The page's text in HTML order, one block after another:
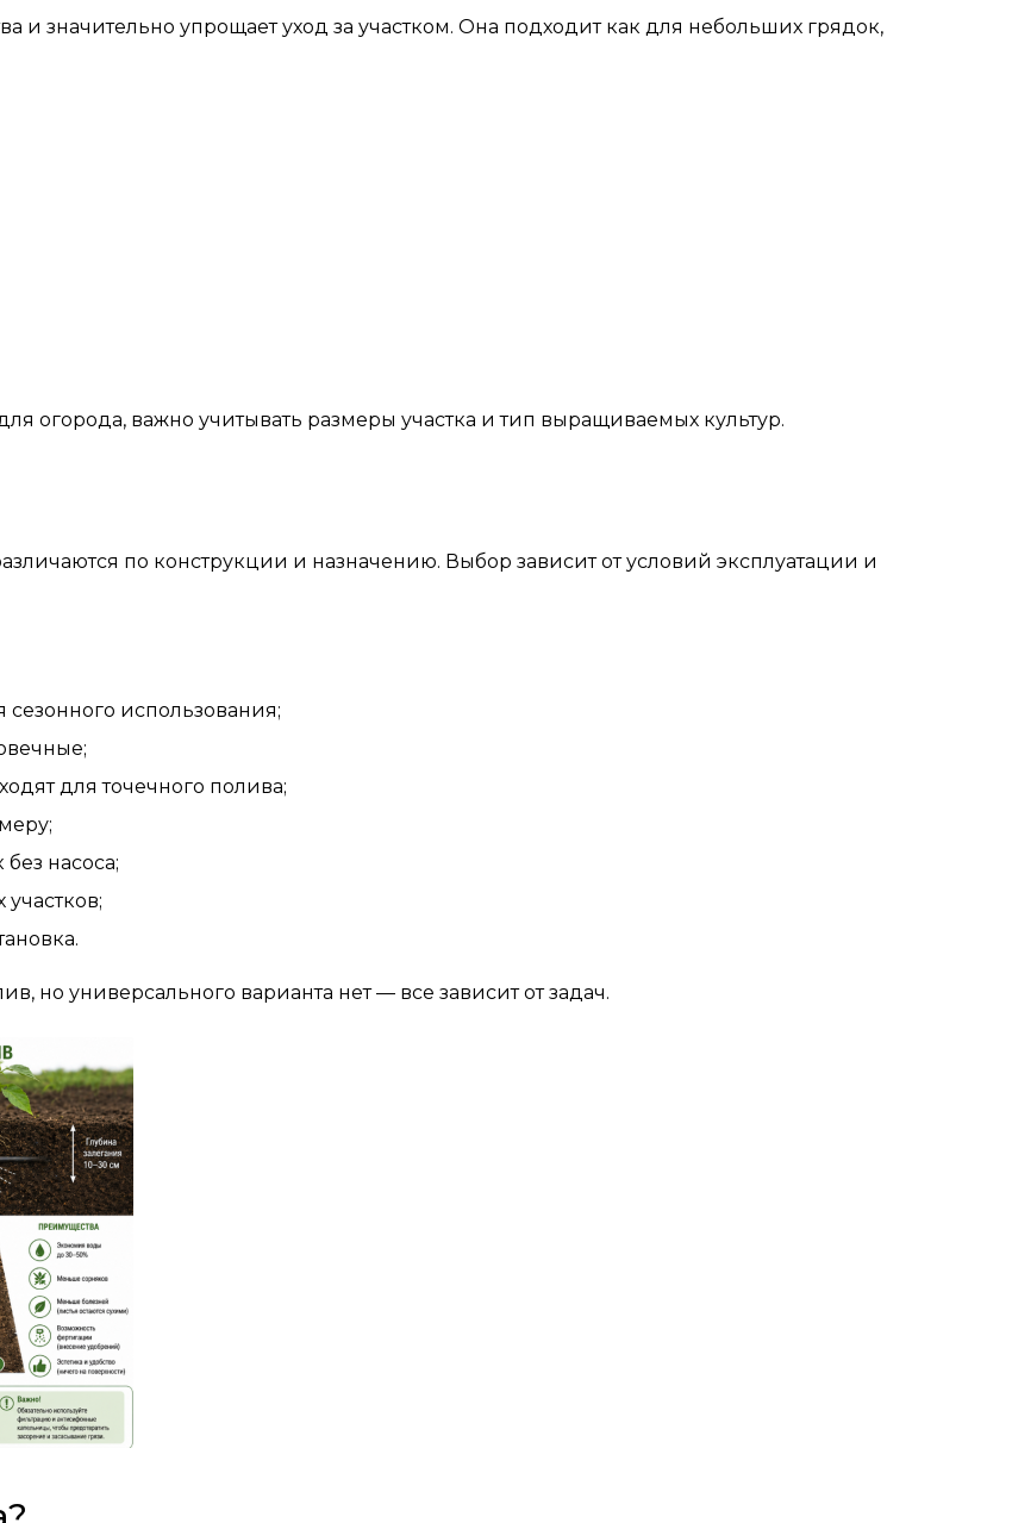
и значительно упрощает уход за участком. Она подходит как для небольших грядок,
огорода, важно учитывать размеры участка и тип выращиваемых культур.
по конструкции и назначению. Выбор зависит от условий эксплуатации и
использования;
для точечного полива;
насоса;
, но универсального варианта нет — все зависит от задач.